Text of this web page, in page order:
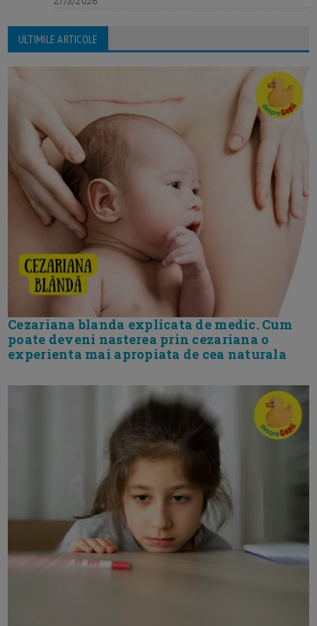
ULTIMILE ARTICOLE
Cezariana blanda explicata de medic. Cum
poate deveni nasterea prin cezariana o
experienta mai apropiata de cea naturala